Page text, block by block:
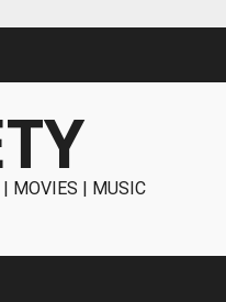
| MOVIES | MUSIC